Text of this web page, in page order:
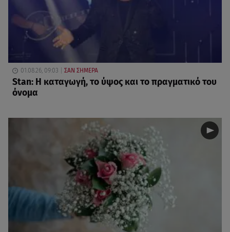
01.08.26, 09:03 ΣΑΝ ΣΗΜΕΡΑ
Stan: Η καταγωγή, το ύψος και το πραγματικό του
όνομα